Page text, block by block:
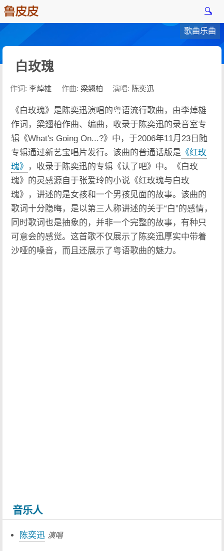
🔍
歌曲乐曲
白玫瑰
作词: 李焯雄 作曲: 梁翘柏 演唱: 陈奕迅
《白玫瑰》是陈奕迅演唱的粤语流行歌曲，由李焯雄
作词，梁翘柏作曲、编曲，收录于陈奕迅的录音室专
辑《What's Going On...?》中，于2006年11月23日随
专辑通过新艺宝唱片发行。该曲的普通话版是 《红玫
瑰》
，收录于陈奕迅的专辑《认了吧》中。《白玫
瑰》的灵感源自于张爱玲的小说《红玫瑰与白玫
瑰》，讲述的是女孩和一个男孩见面的故事。该曲的
歌词十分隐晦，是以第三人称讲述的关于“白”的感情，
同时歌词也是抽象的，并非一个完整的故事，有种只
可意会的感觉。这首歌不仅展示了陈奕迅厚实中带着
沙哑的嗓音，而且还展示了粤语歌曲的魅力。
音乐人
陈奕迅 演唱